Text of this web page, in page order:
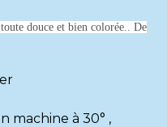
douce et bien colorée.. De
machine à 30° ,